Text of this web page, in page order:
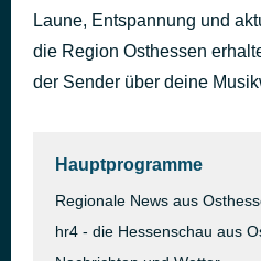
Mama Lorraine
Andrea Jürgens
Moviestar
Harpo
Laune, Entspannung und
die Region Osthessen
der Sender über deine
Hauptprogramme
Regionale News aus
hr4 - die Hessenschau aus